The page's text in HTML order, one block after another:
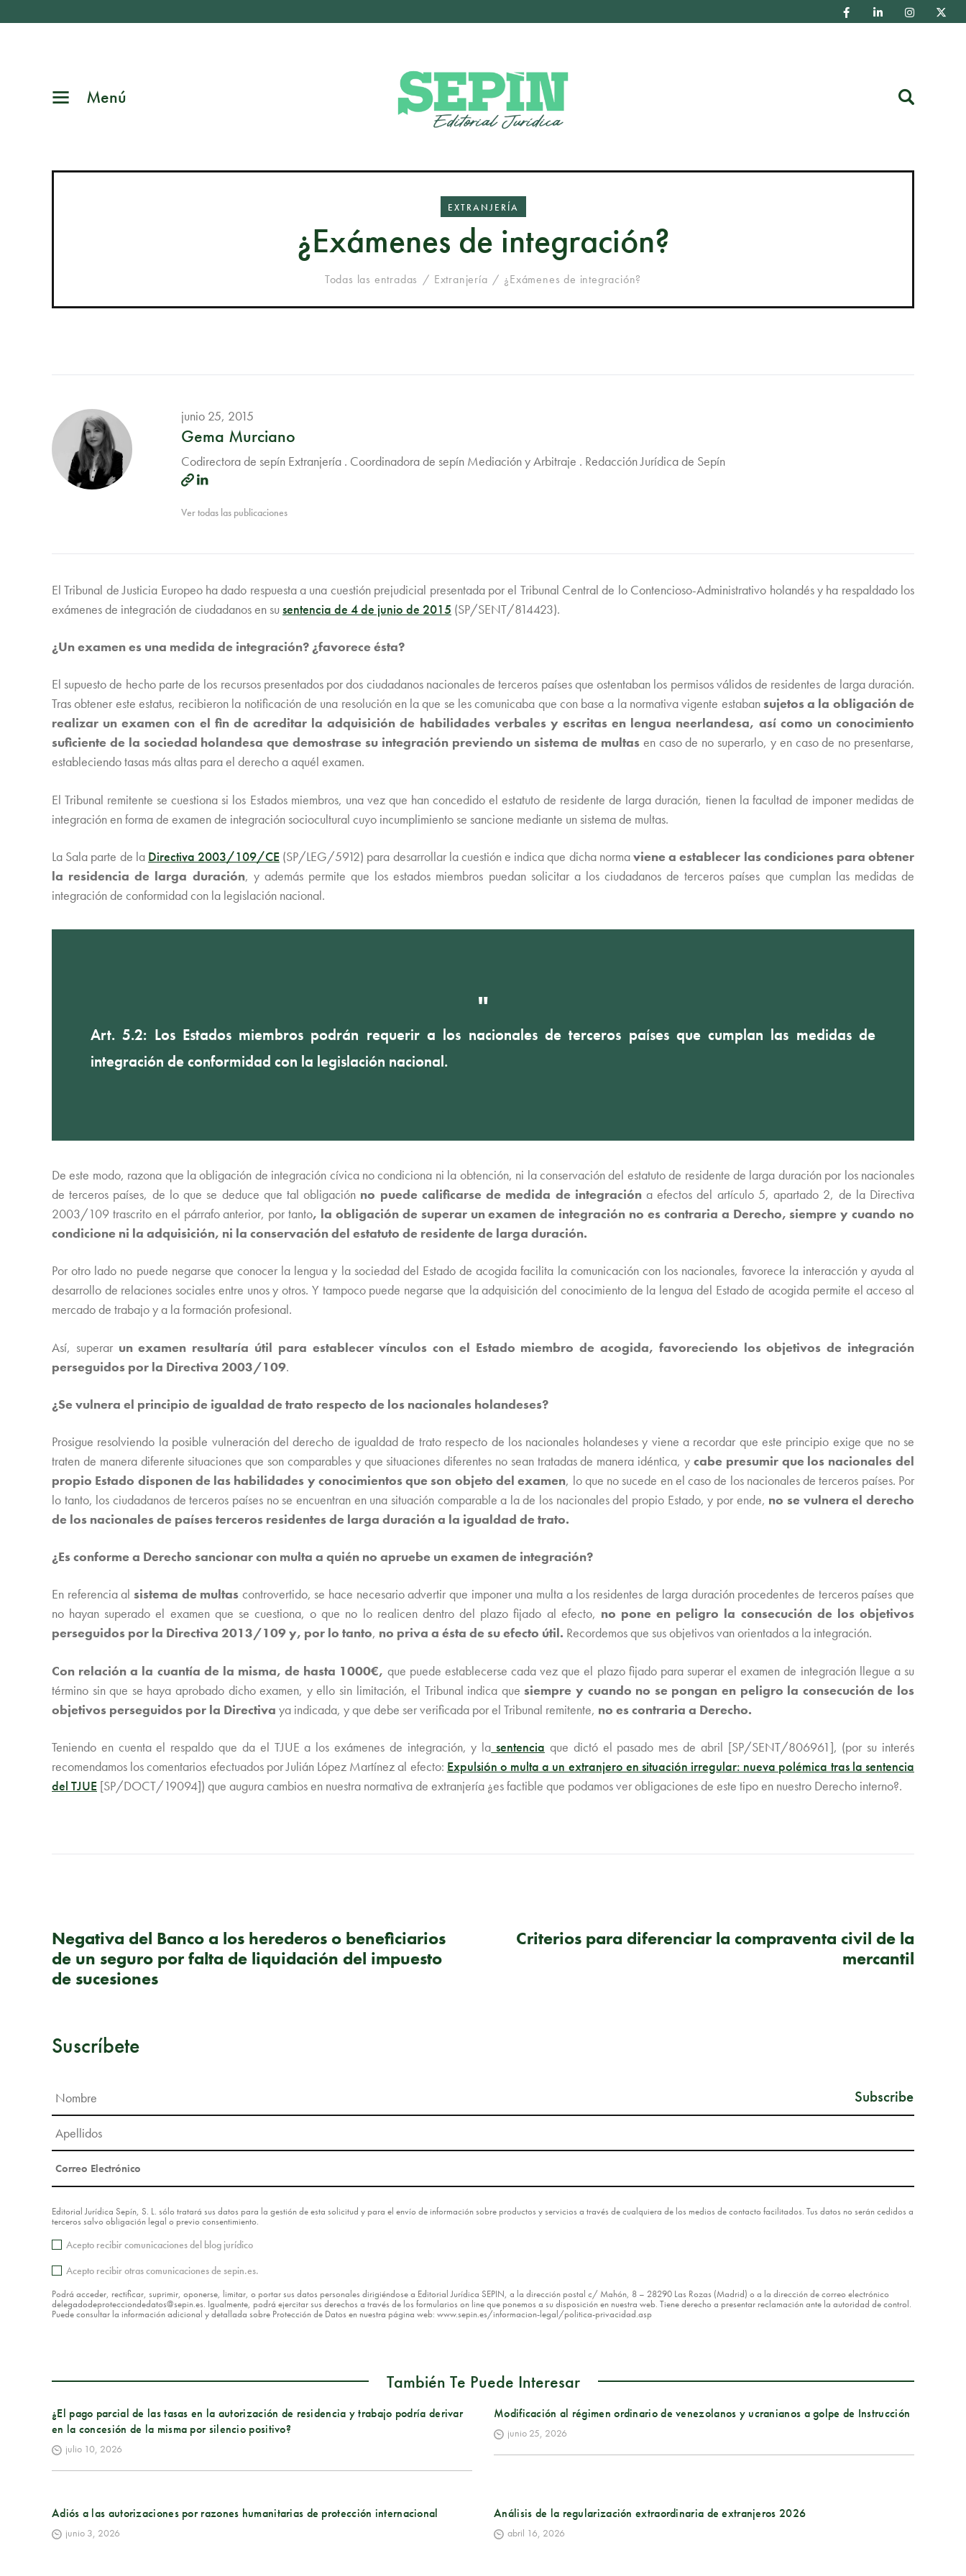
Menú
EXTRANJERÍA
¿Exámenes de integración?
Todas las entradas Extranjería ¿Exámenes de integración?
junio 25, 2015
Gema Murciano
Codirectora de sepín Extranjería . Coordinadora de sepín Mediación y Arbitraje . Redacción Jurídica de Sepín
Ver todas las publicaciones
El Tribunal de Justicia Europeo ha dado respuesta a una cuestión prejudicial presentada por el Tribunal Central de lo Contencioso-Administrativo holandés y ha respaldado los
exámenes de integración de ciudadanos en su sentencia de 4 de junio de 2015 (SP/SENT/814423).
¿Un examen es una medida de integración? ¿favorece ésta?
El supuesto de hecho parte de los recursos presentados por dos ciudadanos nacionales de terceros países que ostentaban los permisos válidos de residentes de larga duración.
Tras obtener este estatus, recibieron la notificación de una resolución en la que se les comunicaba que con base a la normativa vigente estabansujetos a la obligación de
realizar un examen con el fin de acreditar la adquisición de habilidades verbales y escritas en lengua neerlandesa, así como un conocimiento
suficiente de la sociedad holandesa que demostrase su integración previendo un sistema de multasen caso de no superarlo, y en caso de no presentarse,
estableciendo tasas más altas para el derecho a aquél examen.
El Tribunal remitente se cuestiona si los Estados miembros, una vez que han concedido el estatuto de residente de larga duración, tienen la facultad de imponer medidas de
integración en forma de examen de integración sociocultural cuyo incumplimiento se sancione mediante un sistema de multas.
La Sala parte de la Directiva 2003/109/CE (SP/LEG/5912) para desarrollar la cuestión e indica que dicha normaviene a establecer las condiciones para obtener
la residencia de larga duración, y además permite que los estados miembros puedan solicitar a los ciudadanos de terceros países que cumplan las medidas de
integración de conformidad con la legislación nacional.
Art. 5.2: Los Estados miembros podrán requerir a los nacionales de terceros países que cumplan las medidas de
integración de conformidad con la legislación nacional.
De este modo, razona que la obligación de integración cívica no condiciona ni la obtención, ni la conservación del estatuto de residente de larga duración por los nacionales
de terceros países, de lo que se deduce que tal obligación no puede calificarse de medida de integracióna efectos del artículo 5, apartado 2, de la Directiva
2003/109 trascrito en el párrafo anterior, por tanto, la obligación de superar un examen de integración no es contraria a Derecho, siempre y cuando no
condicione ni la adquisición, ni la conservación del estatuto de residente de larga duración.
Por otro lado no puede negarse que conocer la lengua y la sociedad del Estado de acogida facilita la comunicación con los nacionales, favorece la interacción y ayuda al
desarrollo de relaciones sociales entre unos y otros. Y tampoco puede negarse que la adquisición del conocimiento de la lengua del Estado de acogida permite el acceso al
mercado de trabajo y a la formación profesional.
Así, superar un examen resultaría útil para establecer vínculos con el Estado miembro de acogida, favoreciendo los objetivos de integración
perseguidos por la Directiva 2003/109.
¿Se vulnera el principio de igualdad de trato respecto de los nacionales holandeses?
Prosigue resolviendo la posible vulneración del derecho de igualdad de trato respecto de los nacionales holandeses y viene a recordar que este principio exige que no se
traten de manera diferente situaciones que son comparables y que situaciones diferentes no sean tratadas de manera idéntica, y cabe presumir que los nacionales del
propio Estado disponen de las habilidades y conocimientos que son objeto del examen, lo que no sucede en el caso de los nacionales de terceros países. Por
lo tanto, los ciudadanos de terceros países no se encuentran en una situación comparable a la de los nacionales del propio Estado, y por ende, no se vulnera el derecho
de los nacionales de países terceros residentes de larga duración a la igualdad de trato.
¿Es conforme a Derecho sancionar con multa a quién no apruebe un examen de integración?
En referencia al sistema de multas controvertido, se hace necesario advertir que imponer una multa a los residentes de larga duración procedentes de terceros países que
no hayan superado el examen que se cuestiona, o que no lo realicen dentro del plazo fijado al efecto, no pone en peligro la consecución de los objetivos
perseguidos por la Directiva 2013/109 y, por lo tanto, no priva a ésta de su efecto útil. Recordemos que sus objetivos van orientados a la integración.
Con relación a la cuantía de la misma, de hasta 1000€, que puede establecerse cada vez que el plazo fijado para superar el examen de integración llegue a su
término sin que se haya aprobado dicho examen, y ello sin limitación, el Tribunal indica quesiempre y cuando no se pongan en peligro la consecución de los
objetivos perseguidos por la Directiva ya indicada, y que debe ser verificada por el Tribunal remitente, no es contraria a Derecho.
Teniendo en cuenta el respaldo que da el TJUE a los exámenes de integración, y la sentencia que dictó el pasado mes de abril [SP/SENT/806961], (por su interés
recomendamos los comentarios efectuados por Julián López Martínez al efecto: Expulsión o multa a un extranjero en situación irregular: nueva polémica tras la sentencia
del TJUE [SP/DOCT/19094]) que augura cambios en nuestra normativa de extranjería ¿es factible que podamos ver obligaciones de este tipo en nuestro Derecho interno?.
Negativa del Banco a los herederos o beneficiarios
de un seguro por falta de liquidación del impuesto
de sucesiones
Criterios para diferenciar la compraventa civil de la
mercantil
Suscríbete
Editorial Jurídica Sepín, S. L. sólo tratará sus datos para la gestión de esta solicitud y para el envío de información sobre productos y servicios a través de cualquiera de los medios de contacto facilitados. Tus datos no serán cedidos a
terceros salvo obligación legal o previo consentimiento.
Acepto recibir comunicaciones del blog jurídico
Acepto recibir otras comunicaciones de sepin.es.
Podrá acceder, rectificar, suprimir, oponerse, limitar, o portar sus datos personales dirigiéndose a Editorial Jurídica SEPIN, a la dirección postal c/ Mahón, 8 – 28290 Las Rozas (Madrid) o a la dirección de correo electrónico
delegadodeprotecciondedatos@sepin.es. Igualmente, podrá ejercitar sus derechos a través de los formularios on line que ponemos a su disposición en nuestra web. Tiene derecho a presentar reclamación ante la autoridad de control.
Puede consultar la información adicional y detallada sobre Protección de Datos en nuestra página web: www.sepin.es/informacion-legal/politica-privacidad.asp
También Te Puede Interesar
¿El pago parcial de las tasas en la autorización de residencia y trabajo podría derivar
en la concesión de la misma por silencio positivo?
julio 10, 2026
Modificación al régimen ordinario de venezolanos y ucranianos a golpe de Instrucción
junio 25, 2026
Adiós a las autorizaciones por razones humanitarias de protección internacional
junio 3, 2026
Análisis de la regularización extraordinaria de extranjeros 2026
abril 16, 2026